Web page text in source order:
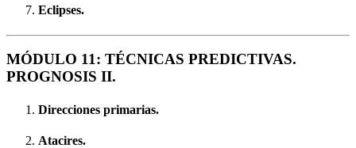
Eclipses.
MÓDULO 11: TÉCNICAS PREDICTIVAS.
PROGNOSIS II.
Direcciones primarias.
Atacires.